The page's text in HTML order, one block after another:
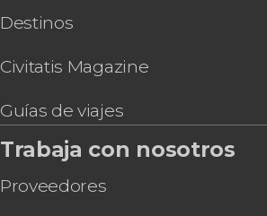
Destinos
Civitatis Magazine
Guías de viajes
Trabaja con nosotros
Proveedores